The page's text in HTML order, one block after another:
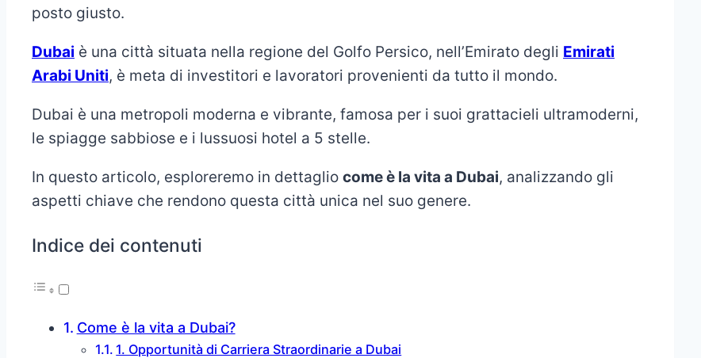
posto giusto.
Dubai è una città situata nella regione del Golfo Persico, nell’Emirato degli Emirati
Arabi Uniti, è meta di investitori e lavoratori provenienti da tutto il mondo.
Dubai è una metropoli moderna e vibrante, famosa per i suoi grattacieli ultramoderni,
le spiagge sabbiose e i lussuosi hotel a 5 stelle.
In questo articolo, esploreremo in dettaglio come è la vita a Dubai, analizzando gli
aspetti chiave che rendono questa città unica nel suo genere.
Indice dei contenuti
Come è la vita a Dubai?
1. Opportunità di Carriera Straordinarie a Dubai